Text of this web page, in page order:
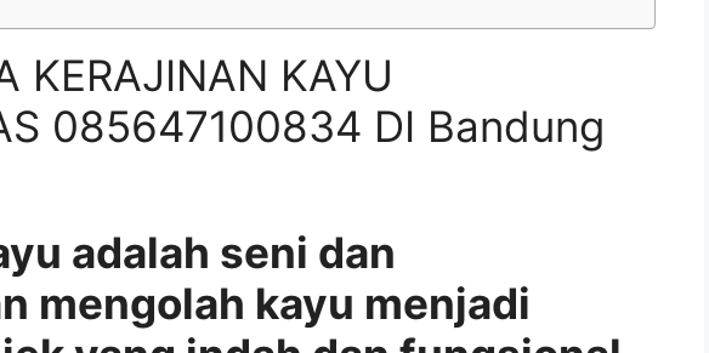
KERAJINAN KAYU
085647100834 DI Bandung
adalah seni dan
mengolah kayu menjadi